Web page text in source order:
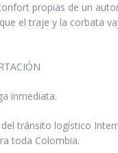
propias de un
el traje y la corbata
inmediata.
del tránsito logístico
toda Colombia.